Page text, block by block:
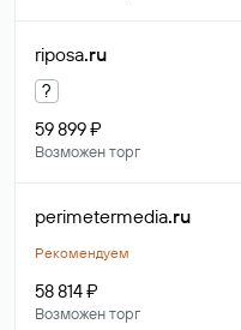
riposa.ru
?
59 899 ₽
Возможен торг
perimetermedia.ru
Рекомендуем
58 814 ₽
Возможен торг